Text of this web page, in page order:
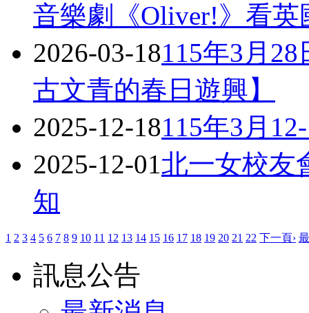
音樂劇《Oliver!》看
2026-03-18115年3月
古文青的春日遊興】
2025-12-18115年3月
2025-12-01北一女校友
知
1 2 3 4 5 6 7 8 9 10 11 12 13 14 15 16 17 18 19 20 21 22 下一頁›
訊息公告